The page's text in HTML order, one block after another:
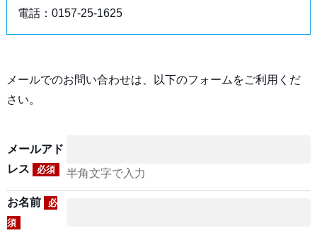
電話：0157-25-1625
メールでのお問い合わせは、以下のフォームをご利用くだ
さい。
メールアド
レス
必須 半角文字で入力
お名前
必
須